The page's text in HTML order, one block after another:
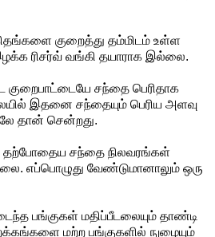
குறைத்து தம்மிடம் உள்ள
ரிசர்வ் வங்கி தயாராக இல்லை.
குறைபாட்டையே சந்தை பெரிதாக
இதனை சந்தையும் பெரிய அளவு
தான் சென்றது.
தற்போதைய சந்தை நிலவரங்கள்
எப்பொழுது வேண்டுமானாலும் ஒரு
பங்குகள் மதிப்பீடலையும் தாண்டி
மற்ற பங்குகளில் நுழையும்